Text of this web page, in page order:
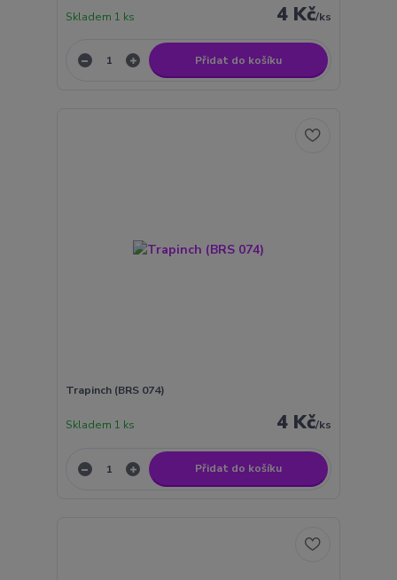
4 Kč/ks
Skladem 1 ks
Přidat do košíku
Trapinch (BRS 074)
4 Kč/ks
Skladem 1 ks
Přidat do košíku